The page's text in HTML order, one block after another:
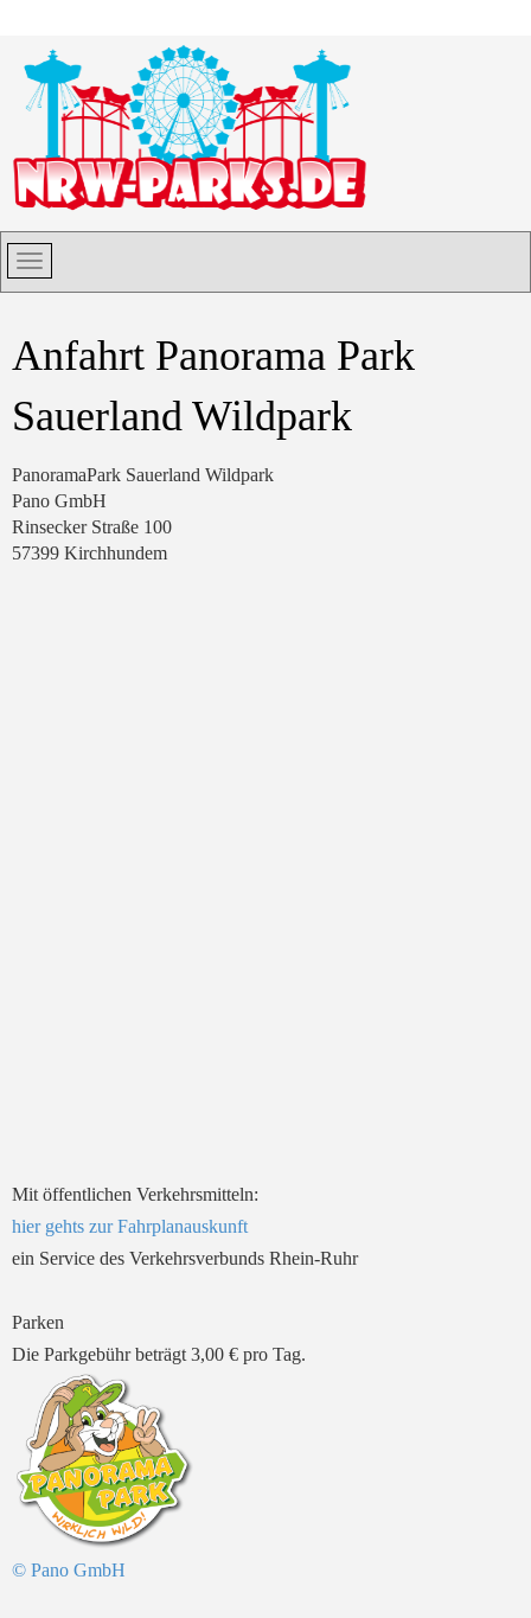
Anfahrt Panorama Park
Sauerland Wildpark
PanoramaPark Sauerland Wildpark
Pano GmbH
Rinsecker Straße 100
57399 Kirchhundem
Mit öffentlichen Verkehrsmitteln:
hier gehts zur Fahrplanauskunft
ein Service des Verkehrsverbunds Rhein-Ruhr
Parken
Die Parkgebühr beträgt 3,00 € pro Tag.
© Pano GmbH